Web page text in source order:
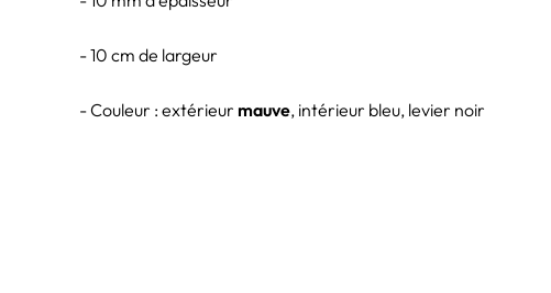
- 10 cm de largeur
- Couleur : extérieur mauve, intérieur bleu, levier noir